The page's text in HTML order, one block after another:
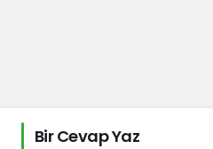
Bir Cevap Yaz